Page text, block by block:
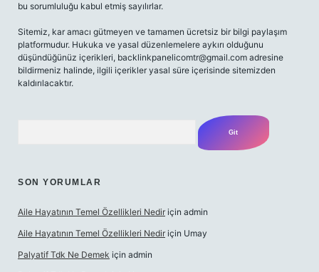
bu sorumluluğu kabul etmiş sayılırlar.
Sitemiz, kar amacı gütmeyen ve tamamen ücretsiz bir bilgi paylaşım
platformudur. Hukuka ve yasal düzenlemelere aykırı olduğunu
düşündüğünüz içerikleri, backlinkpanelicomtr@gmail.com adresine
bildirmeniz halinde, ilgili içerikler yasal süre içerisinde sitemizden
kaldırılacaktır.
SON YORUMLAR
Aile Hayatının Temel Özellikleri Nedir için admin
Aile Hayatının Temel Özellikleri Nedir için Umay
Palyatif Tdk Ne Demek için admin